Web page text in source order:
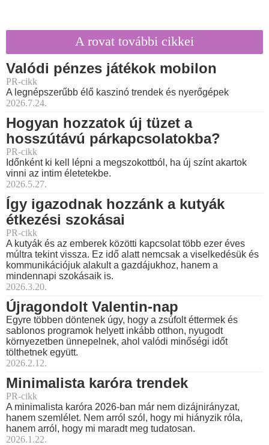
A rovat további cikkei
Valódi pénzes játékok mobilon
PR-cikk
A legnépszerűbb élő kaszinó trendek és nyerőgépek
2026.7.24.
Hogyan hozzatok új tüzet a
hosszútávú párkapcsolatokba?
PR-cikk
Időnként ki kell lépni a megszokottból, ha új színt akartok
vinni az intim életetekbe.
2026.5.27.
Így igazodnak hozzánk a kutyák
étkezési szokásai
PR-cikk
A kutyák és az emberek közötti kapcsolat több ezer éves
múltra tekint vissza. Ez idő alatt nemcsak a viselkedésük és
kommunikációjuk alakult a gazdájukhoz, hanem a
mindennapi szokásaik is.
2026.3.20.
Újragondolt Valentin-nap
Egyre többen döntenek úgy, hogy a zsúfolt éttermek és
sablonos programok helyett inkább otthon, nyugodt
környezetben ünnepelnek, ahol valódi minőségi időt
tölthetnek együtt.
2026.2.12.
Minimalista karóra trendek
PR-cikk
A minimalista karóra 2026-ban már nem dizájnirányzat,
hanem szemlélet. Nem arról szól, hogy mi hiányzik róla,
hanem arról, hogy mi maradt meg tudatosan.
2026.1.22.